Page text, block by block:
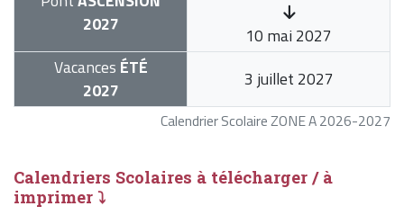
Calendrier Scolaire ZONE A 2026-2027
2027
10 mai 2027
Vacances ÉTÉ
2027
3 juillet 2027
Calendriers Scolaires à télécharger / à
imprimer ⤵